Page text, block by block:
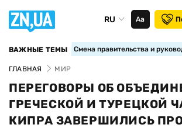
RU Аа
ВАЖНЫЕ ТЕМЫ Смена правительства и
ГЛАВНАЯ МИР
ПЕРЕГОВОРЫ ОБ
ГРЕЧЕСКОЙ И ТУРЕЦКОЙ
КИПРА ЗАВЕРШИЛИСЬ